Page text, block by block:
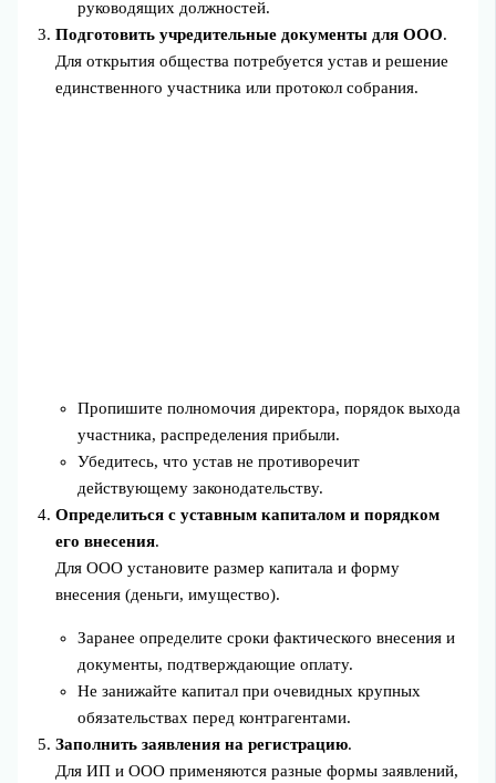
руководящих должностей.
Подготовить учредительные документы для ООО.
Для открытия общества потребуется устав и решение
единственного участника или протокол собрания.
Пропишите полномочия директора, порядок выхода
участника, распределения прибыли.
Убедитесь, что устав не противоречит
действующему законодательству.
Определиться с уставным капиталом и порядком
его внесения.
Для ООО установите размер капитала и форму
внесения (деньги, имущество).
Заранее определите сроки фактического внесения и
документы, подтверждающие оплату.
Не занижайте капитал при очевидных крупных
обязательствах перед контрагентами.
Заполнить заявления на регистрацию.
Для ИП и ООО применяются разные формы заявлений,